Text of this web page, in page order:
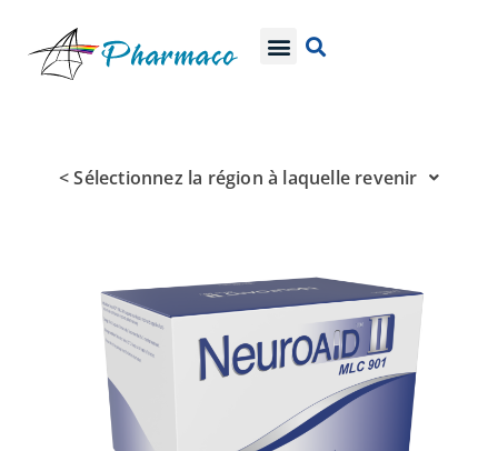
< Sélectionnez la région à laquelle revenir